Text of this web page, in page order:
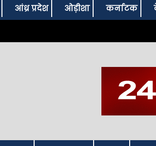
आंध्र प्रदेश ओड़ीशा कर्नाटक